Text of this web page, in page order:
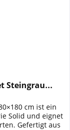
Steingrau...
cm ist ein
Solid und eignet
Gefertigt aus